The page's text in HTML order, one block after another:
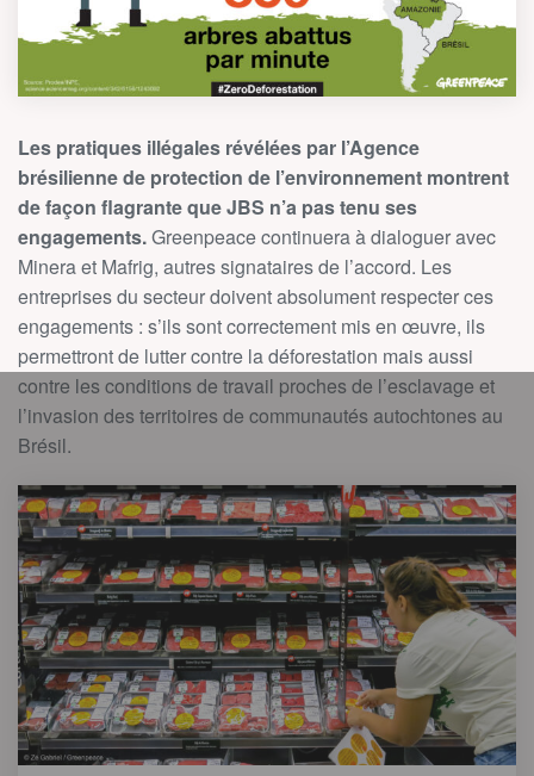
Les pratiques illégales révélées par l’Agence
brésilienne de protection de l’environnement montrent
de façon flagrante que JBS n’a pas tenu ses
engagements.Greenpeace continuera à dialoguer avec
Minera et Mafrig, autres signataires de l’accord. Les
entreprises du secteur doivent absolument respecter ces
engagements : s’ils sont correctement mis en œuvre, ils
permettront de lutter contre la déforestation mais aussi
contre les conditions de travail proches de l’esclavage et
l’invasion des territoires de communautés autochtones au
Brésil.